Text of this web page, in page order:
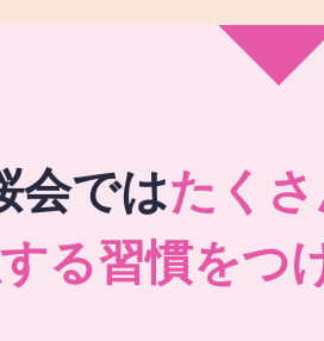
会ではたく
る習慣をつ